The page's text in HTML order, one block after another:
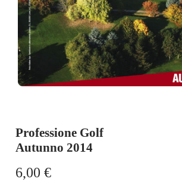
Professione Golf
Autunno 2014
6,00 €